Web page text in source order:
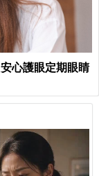
心護眼定期眼睛